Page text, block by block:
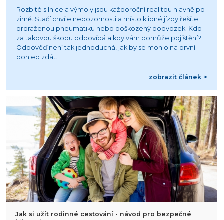
Rozbité silnice a výmoly jsou každoroční realitou hlavně po
zimě. Stačí chvíle nepozornosti a místo klidné jízdy řešíte
proraženou pneumatiku nebo poškozený podvozek. Kdo
za takovou škodu odpovídá a kdy vám pomůže pojištění?
Odpověď není tak jednoduchá, jak by se mohlo na první
pohled zdát.
zobrazit článek >
Jak si užít rodinné cestování - návod pro bezpečné